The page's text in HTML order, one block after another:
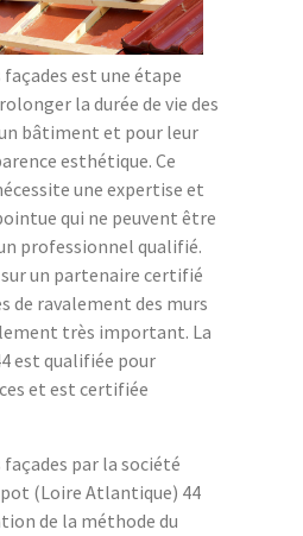
est une étape
la durée de vie des
bâtiment et pour leur
esthétique. Ce
une expertise et
qui ne peuvent être
professionnel qualifié.
un partenaire certifié
de ravalement des murs
très important. La
est qualifiée pour
et est certifiée
par la société
(Loire Atlantique) 44
de la méthode du